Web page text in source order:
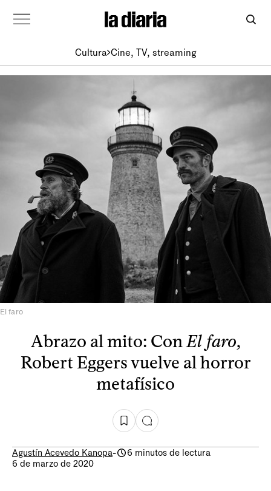
Cultura Cine, TV, streaming
El faro
Abrazo al mito: ConEl faro,
Robert Eggers vuelve al horror
metafísico
Agustín Acevedo Kanopa-
6 minutos de lectura
6 de marzo de 2020